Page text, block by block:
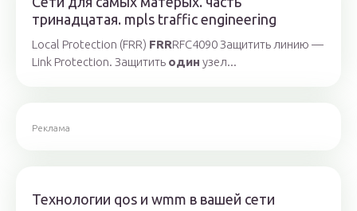
тринадцатая. mpls traffic engineering
Local Protection (FRR) FRRRFC4090 Защитить линию —
Link Protection. Защитить один узел...
Реклама
Технологии qos и wmm в вашей сети